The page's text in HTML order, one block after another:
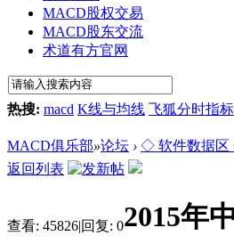
MACD股权交易
MACD股东交流
术道有方官网
热搜: macd K线与均线 飞狐分时指标
MACD俱乐部»论坛 › ◇ 软件数据
返回列表
查看: 45826|回复: 02015年